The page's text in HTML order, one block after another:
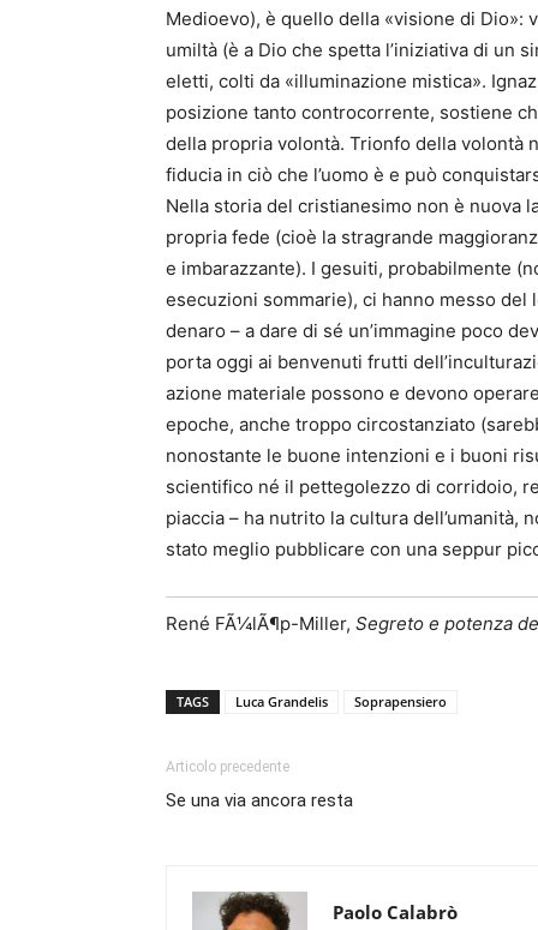
Medioevo), è quello della «visione di Dio»:
umiltà (è a Dio che spetta l’iniziativa di un
eletti, colti da «illuminazione mistica».
posizione tanto controcorrente, sostiene
della propria volontà. Trionfo della volontà
fiducia in ciò che l’uomo è e può
Nella storia del cristianesimo non è nuova
propria fede (cioè la stragrande
e imbarazzante). I gesuiti, probabilmente
esecuzioni sommarie), ci hanno messo
denaro – a dare di sé un’immagine poco
porta oggi ai benvenuti frutti
azione materiale possono e devono
epoche, anche troppo circostanziato
nonostante le buone intenzioni e i buoni
scientifico né il pettegolezzo di corridoio,
piaccia – ha nutrito la cultura dell’umanità,
stato meglio pubblicare con una seppur
René FÃ¼lÃ¶p-Miller, Segreto e potenza
TAGS Luca Grandelis Soprapensiero
Articolo precedente
Se una via ancora resta
Paolo Calabrò